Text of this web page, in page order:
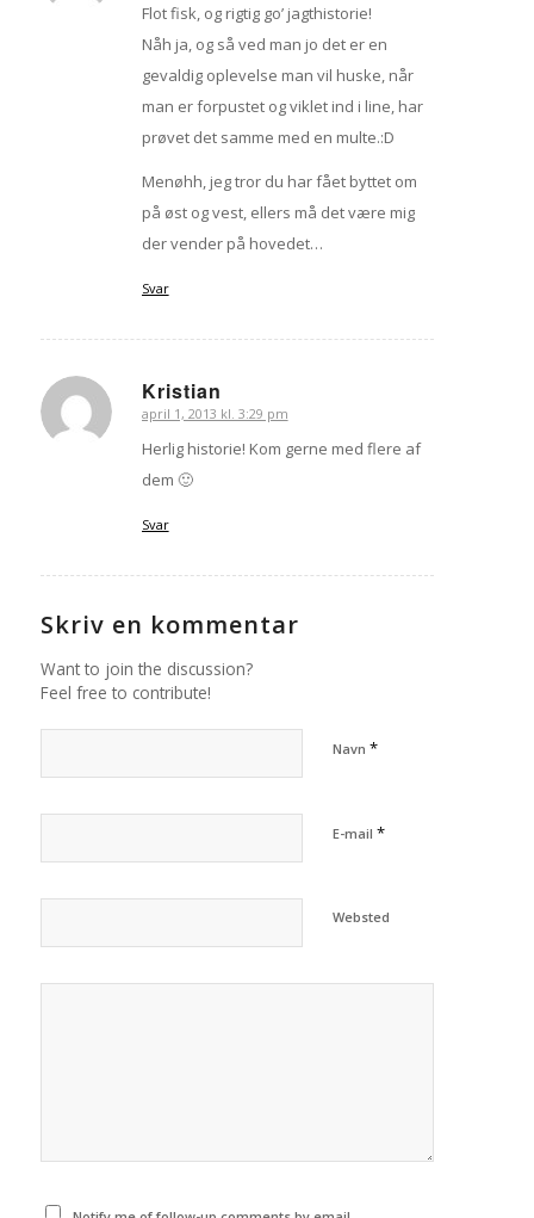
Flot fisk, og rigtig go’ jagthistorie!
Nåh ja, og så ved man jo det er en
gevaldig oplevelse man vil huske, når
man er forpustet og viklet ind i line, har
prøvet det samme med en multe.:D
Menøhh, jeg tror du har fået byttet om
på øst og vest, ellers må det være mig
der vender på hovedet…
Svar
Kristian
siger:
april 1, 2013 kl. 3:29 pm
Herlig historie! Kom gerne med flere af
dem 🙂
Svar
Skriv en kommentar
Want to join the discussion?
Feel free to contribute!
Navn *
E-mail *
Websted